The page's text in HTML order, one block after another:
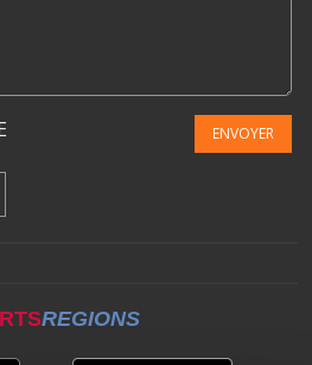
ENVOYER
REGIONS